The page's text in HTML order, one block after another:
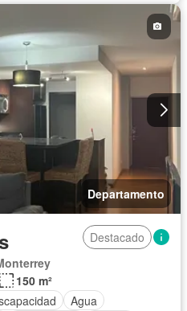
Sala polivalente
Wifi
Zonas verdes
Departamento
Destacado
150 m²
Agua